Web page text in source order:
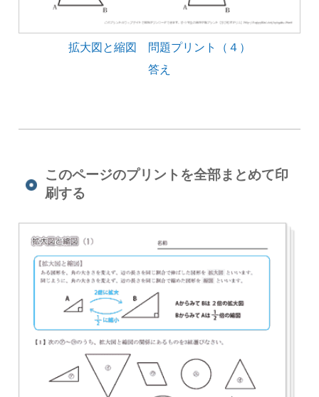
拡大図と縮図 問題プリント（４）
答え
このページのプリントを全部まとめて印
刷する